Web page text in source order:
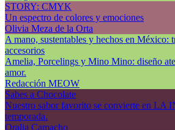
STORY: CMYK
Un espectro de colores y emociones
Olivia Meza de la Orta
A mano, sustentables y hechos en México:
accesorios
Amelia, Porcelings y Mino Mino: diseño
amor.
Redacción MEOW
Sabes a Chocolate
Nuestro sabor favorito se convierte en LA
temporada.
Oralia Camacho